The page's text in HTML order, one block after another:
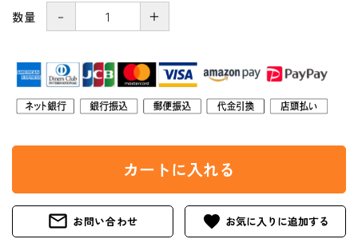
数量 － ＋
カートに入れる
mail_outline お問い合わせ favorite